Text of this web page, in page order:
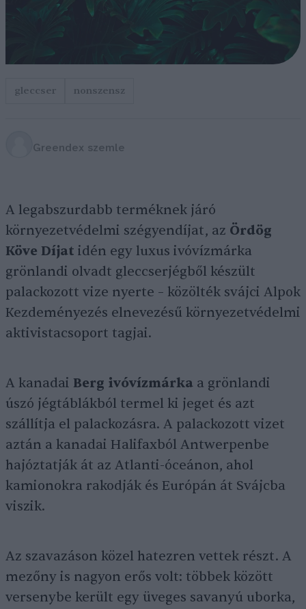
gleccser nonszensz
Greendex szemle
A legabszurdabb terméknek járó
környezetvédelmi szégyendíjat, az Ördög
Köve Díjat idén egy luxus ivóvízmárka
grönlandi olvadt gleccserjégből készült
palackozott vize nyerte – közölték svájci Alpok
Kezdeményezés elnevezésű környezetvédelmi
aktivistacsoport tagjai.
A kanadai Berg ivóvízmárka a grönlandi
úszó jégtáblákból termel ki jeget és azt
szállítja el palackozásra. A palackozott vizet
aztán a kanadai Halifaxból Antwerpenbe
hajóztatják át az Atlanti-óceánon, ahol
kamionokra rakodják és Európán át Svájcba
viszik.
Az szavazáson közel hatezren vettek részt. A
mezőny is nagyon erős volt: többek között
versenybe került egy üveges savanyú uborka,